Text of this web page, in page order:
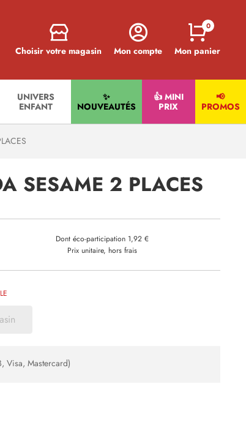
Choisir votre magasin Mon compte Mon panier
0
UNIVERS
ENFANT
✨
NOUVEAUTÉS
👍 MINI
PRIX
📢
PROMOS
SESAME 2 PLACES
Dont éco-participation 1,92 €
Prix unitaire, hors frais
Visa, Mastercard)